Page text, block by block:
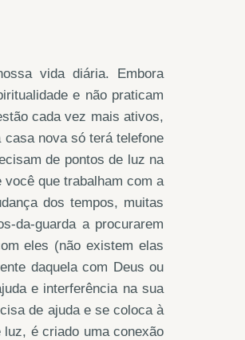
vida diária. Embora
e não praticam
cada vez mais ativos,
casa nova só terá telefone
de pontos de luz na
que trabalham com a
dos tempos, muitas
da-guarda a procurarem
eles (não existem elas
daquela com Deus ou
e interferência na sua
de ajuda e se coloca à
é criado uma conexão